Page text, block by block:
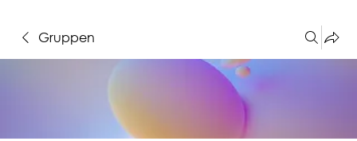
Gruppen